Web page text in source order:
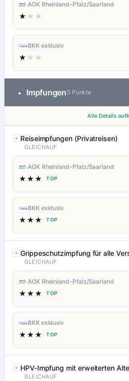
AOK Rheinland-Pfalz/Saarland
★ ★★
BKK exklusiv
★ ★★
• Impfungen3 Punkte
Alle Details
Reiseimpfungen (Privatreisen)
GLEICHAUF
AOK Rheinland-Pfalz/Saarland
★★★ TOP
BKK exklusiv
★★★ TOP
Grippeschutzimpfung für alle
GLEICHAUF
AOK Rheinland-Pfalz/Saarland
★★★ TOP
BKK exklusiv
★★★ TOP
HPV-Impfung mit erweiterten
GLEICHAUF